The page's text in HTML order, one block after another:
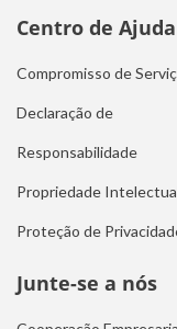
Centro de Ajuda
Compromisso de
Declaração de
Responsabilidade
Propriedade
Proteção de
Junte-se a nós